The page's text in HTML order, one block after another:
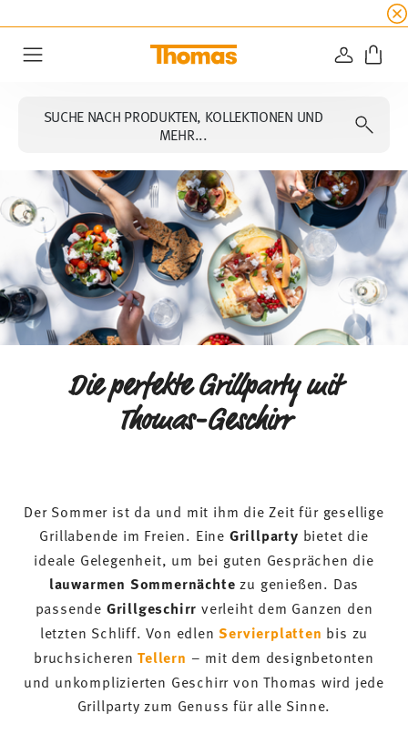
Bis
SUCHE NACH PRODUKTEN, KOLLEKTIONEN UND
MEHR...
Die perfekte Grillparty mit
Thomas-Geschirr
Der Sommer ist da und mit ihm die Zeit für gesellige
Grillabende im Freien. Eine Grillparty bietet die
ideale Gelegenheit, um bei guten Gesprächen die
lauwarmen Sommernächte zu genießen. Das
passende Grillgeschirr verleiht dem Ganzen den
letzten Schliff. Von edlenServierplatten bis zu
bruchsicherenTellern – mit dem designbetonten
und unkomplizierten Geschirr von Thomas wird jede
Grillparty zum Genuss für alle Sinne.